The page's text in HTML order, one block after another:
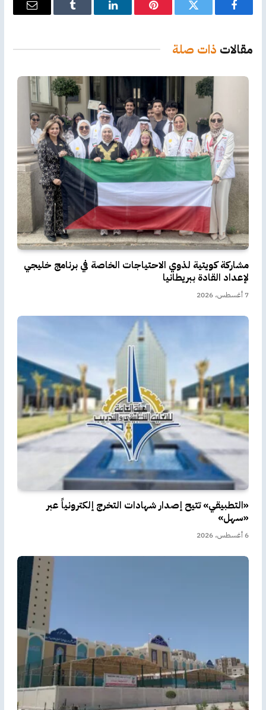
فيسبوك تويتر بينتيريستلينكدإن Tumblr
البريد
مقالات ذات صلة
مشاركة كويتية لذوي الاحتياجات الخاصة في برنامج خليجي
لإعداد القادة ببريطانيا
7 أغسطس، 2026
«التطبيقي» تتيح إصدار شهادات التخرج إلكترونياً عبر
«سهل»
6 أغسطس، 2026